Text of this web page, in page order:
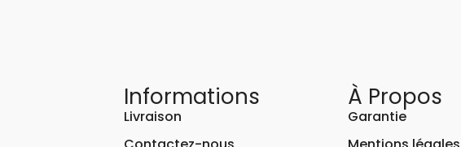
Informations
Livraison
À Propos
Garantie